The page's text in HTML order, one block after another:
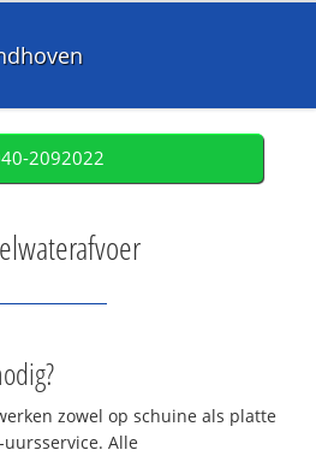
2092022
zowel op schuine als platte
Alle